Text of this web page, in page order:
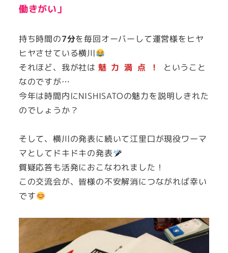
働きがい」
持ち時間の7分を毎回オーバーして運営様をヒヤ
ヒヤさせている横川
それほど、我が社は 魅力満点！ ということ
なのですが…
今年は時間内にNISHISATOの魅力を説明しきれた
のでしょうか？
そして、横川の発表に続いて江里口が現役ワーマ
マとしてドキドキの発表
質疑応答も活発におこなわれました！
この交流会が、皆様の不安解消につながれば幸い
です